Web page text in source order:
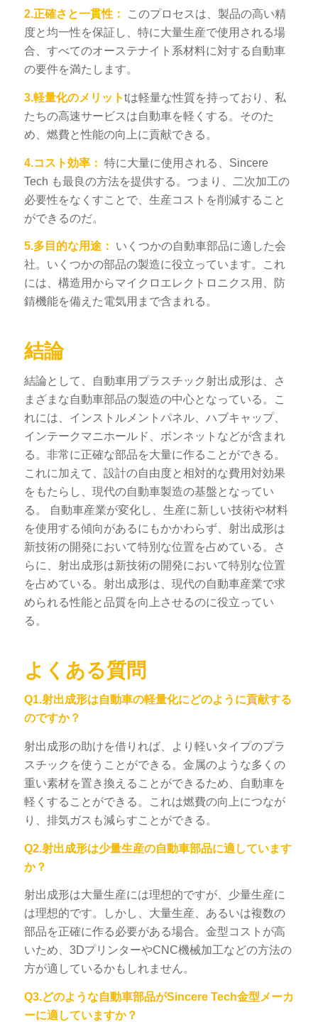
2.正確さと一貫性：
このプロセスは、製品の高い精
度と均一性を保証し、特に大量生産で使用される場
合、すべてのオーステナイト系材料に対する自動車
の要件を満たします。
3.軽量化のメリットtは軽量な性質を持っており、私
たちの高速サービスは自動車を軽くする。そのた
め、燃費と性能の向上に貢献できる。
4.コスト効率： 特に大量に使用される、 Sincere
Tech も最良の方法を提供する。つまり、二次加工の
必要性をなくすことで、生産コストを削減すること
ができるのだ。
5.多目的な用途： いくつかの自動車部品に適した会
社。いくつかの部品の製造に役立っています。これ
には、構造用からマイクロエレクトロニクス用、防
錆機能を備えた電気用まで含まれる。
結論
結論として、自動車用プラスチック射出成形は、さ
まざまな自動車部品の製造の中心となっている。こ
れには、インストルメントパネル、ハブキャップ、
インテークマニホールド、ボンネットなどが含まれ
る。非常に正確な部品を大量に作ることができる。
これに加えて、設計の自由度と相対的な費用対効果
をもたらし、現代の自動車製造の基盤となってい
る。
自動車産業が変化し、生産に新しい技術や材料
を使用する傾向があるにもかかわらず、射出成形は
新技術の開発において特別な位置を占めている。さ
らに、射出成形は新技術の開発において特別な位置
を占めている。射出成形は、現代の自動車産業で求
められる性能と品質を向上させるのに役立ってい
る。
よくある質問
Q1.射出成形は自動車の軽量化にどのように貢献する
のですか？
射出成形の助けを借りれば、より軽いタイプのプラ
スチックを使うことができる。金属のような多くの
重い素材を置き換えることができるため、自動車を
軽くすることができる。これは燃費の向上につなが
り、排気ガスも減らすことができる。
Q2.射出成形は少量生産の自動車部品に適しています
か？
射出成形は大量生産には理想的ですが、少量生産に
は理想的です。しかし、大量生産、あるいは複数の
部品を正確に作る必要がある場合。金型コストが高
いため、3DプリンターやCNC機械加工などの方法の
方が適しているかもしれません。
Q3.どのような自動車部品がSincere Tech金型メーカ
ーに適していますか？